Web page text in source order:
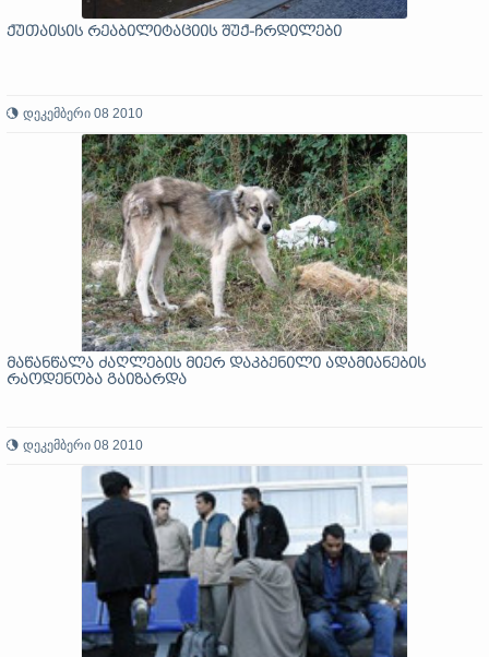
ქუთაისის რეაბილიტაციის შუქ-ჩრდილები
დეკემბერი 08 2010
მაწანწალა ძაღლების მიერ დაკბენილი ადამიანების
რაოდენობა გაიზარდა
დეკემბერი 08 2010